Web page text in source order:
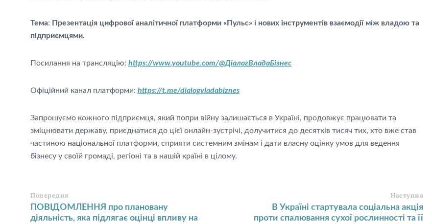
Тема: Презентація цифрової аналітичної платформи «Пульс» і нових інструментів взаємодії між владою та
підприємцями.
Посилання на трансляцію: https://www.youtube.com/@ДіалогВладаБізнес
Офіційний канал платформи: https://t.me/dialogvladabiznes
Запрошуємо кожного підприємця, який попри війну залишається в Україні, продовжує працювати та
зміцнювати державу, приєднатися до цієї онлайн-зустрічі, долучитися до десятків тисяч тих, хто вже став
частиною національної платформи, сприяти системним змінам і дати власну оцінку умов для ведення
бізнесу у своїй громаді, регіоні та в нашій країні в цілому.
Попередня
ПОВІДОМЛЕННЯ про плановану
діяльність, яка підлягає оцінці впливу на
Наступна
В Україні стартувала соціальна акція
проти спалювання сухої рослинності та її